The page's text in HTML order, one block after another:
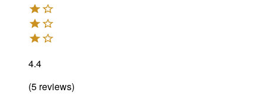
4.4
(5 reviews)